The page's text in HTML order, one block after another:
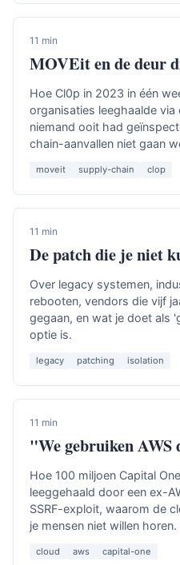
11 min
MOVEit en de deur
Hoe Cl0p in 2023 in één
organisaties leeghaalde
niemand ooit had
chain-aanvallen niet gaan
moveit supply-chain clop
11 min
De patch die je niet
Over legacy systemen,
rebooten, vendors die vijf
gegaan, en wat je doet als
optie is.
legacy patching isolation
11 min
"We gebruiken
Hoe 100 miljoen Capital
leeggehaald door een ex-
SSRF-exploit, waarom de
je mensen niet willen horen.
cloud aws capital-one